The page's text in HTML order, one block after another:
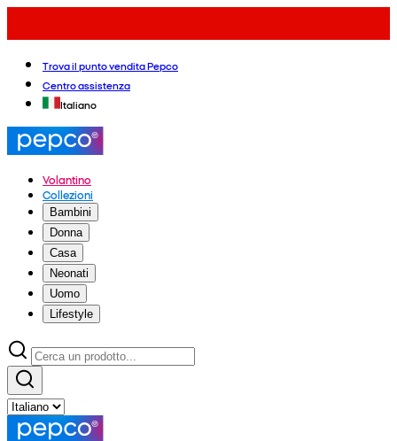
Trova il punto vendita Pepco
Centro assistenza
Italiano
Volantino
Collezioni
Bambini
Donna
Casa
Neonati
Uomo
Lifestyle